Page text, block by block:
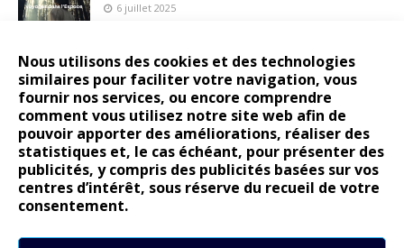
Nous utilisons des cookies et des technologies
similaires pour faciliter votre navigation, vous
fournir nos services, ou encore comprendre
comment vous utilisez notre site web afin de
pouvoir apporter des améliorations, réaliser des
statistiques et, le cas échéant, pour présenter des
publicités, y compris des publicités basées sur vos
centres d’intérêt, sous réserve du recueil de votre
consentement.
6 juillet 2025
Peugeot E-208 GTi : naissance d’une
légende
17 juin 2025
ARTICLES RÉCENTS